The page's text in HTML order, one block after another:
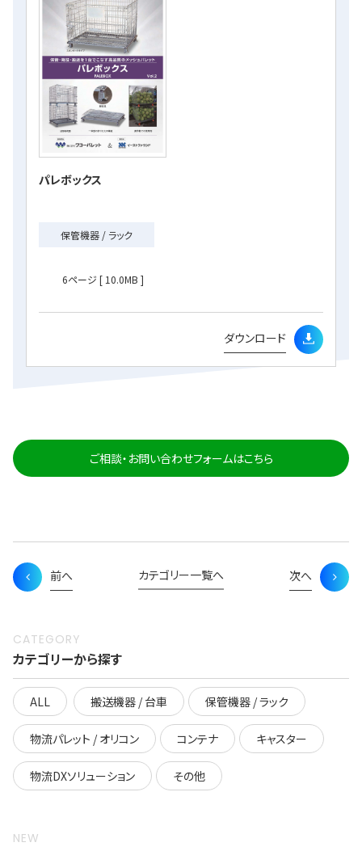
パレボックス
保管機器 / ラック
6ページ [ 10.0MB ]
ダウンロード
ご相談・お問い合わせフォームはこちら
前へ 次へ
カテゴリー一覧へ
CATEGORY
カテゴリーから探す
ALL 搬送機器 / 台車 保管機器 / ラック
物流パレット / オリコン コンテナ キャスター
物流DXソリューション その他
NEW